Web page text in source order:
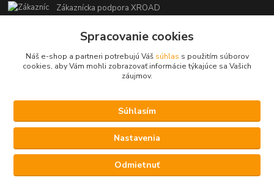
Zákaznícka podpora XROAD
+421 948 013 566
Po-Pi (08:00-16:00), So (11:00-14:00)
info@xroad.sk
Nastavenia cookies.
Copyright © 2021 XROAD.SK
Vytvorené na
Eshop-rychlo.sk
Spracovanie cookies
Náš e-shop a partneri potrebujú Váš súhlas s použitím súborov
cookies, aby Vám mohli zobrazovať informácie týkajúce sa Vašich
záujmov.
Nastavenia
Súhlasím